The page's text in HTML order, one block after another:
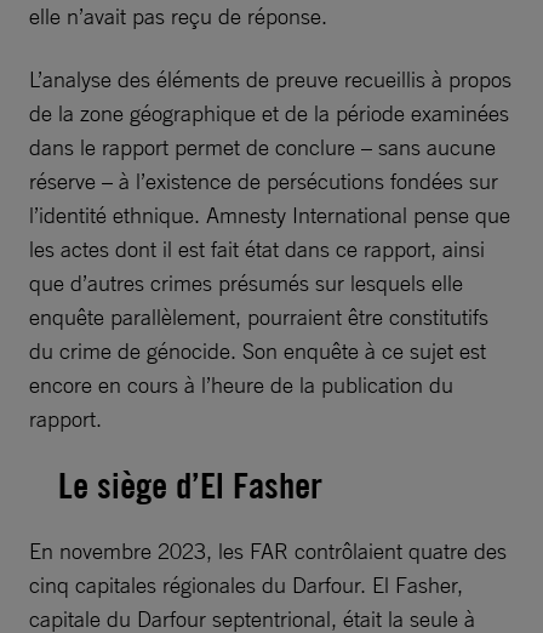
elle n’avait pas reçu de réponse.
L’analyse des éléments de preuve recueillis à propos
de la zone géographique et de la période examinées
dans le rapport permet de conclure – sans aucune
réserve – à l’existence de persécutions fondées sur
l’identité ethnique. Amnesty International pense que
les actes dont il est fait état dans ce rapport, ainsi
que d’autres crimes présumés sur lesquels elle
enquête parallèlement, pourraient être constitutifs
du crime de génocide. Son enquête à ce sujet est
encore en cours à l’heure de la publication du
rapport.
Le siège d’El Fasher
En novembre 2023, les FAR contrôlaient quatre des
cinq capitales régionales du Darfour. El Fasher,
capitale du Darfour septentrional, était la seule à